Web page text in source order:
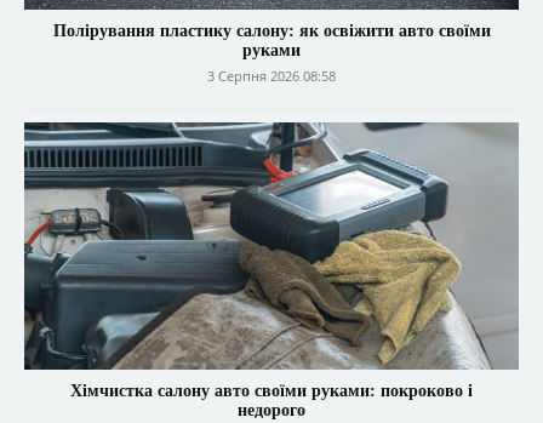
Полірування пластику салону: як освіжити авто своїми
руками
3 Серпня 2026 08:58
Хімчистка салону авто своїми руками: покроково і
недорого